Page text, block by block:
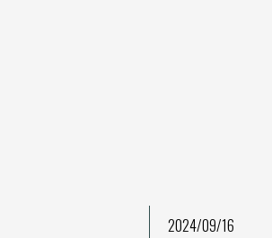
2024/09/16